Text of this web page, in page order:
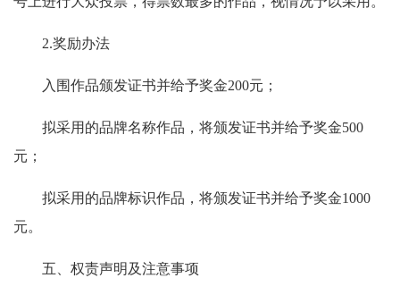
2.奖励办法
入围作品颁发证书并给予奖金200元；
拟采用的品牌名称作品，将颁发证书并给予奖金500
元；
拟采用的品牌标识作品，将颁发证书并给予奖金1000
元。
五、 权责声明及注意事项